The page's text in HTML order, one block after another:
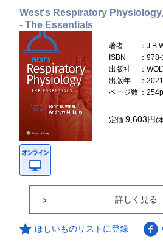
West's Respiratory
- The Essentials
著者
：
ISBN
：
出版社
：
出版年
：
ページ数 ：
定価9,603円(
詳しく見る
ほしいものリストに登録